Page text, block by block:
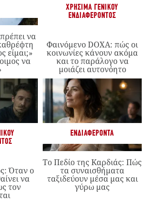
να
είμαι;»
να
ΧΡΉΣΙΜΑ ΓΕΝΙΚΟΎ
ΕΝΔΙΑΦΈΡΟΝΤΟΣ
Φαινόμενο DOXA: πώς οι
κοινωνίες κάνουν ακόμα
και το παράλογο να
μοιάζει αυτονόητο
Όταν ο
να
τον
ΕΝΔΙΑΦΈΡΟΝΤΑ
Το Πεδίο της Καρδιάς: Πώς
τα συναισθήματα
ταξιδεύουν μέσα μας και
γύρω μας